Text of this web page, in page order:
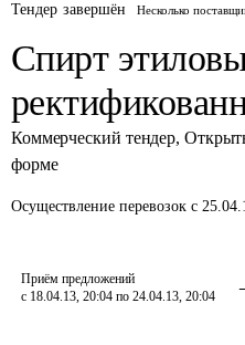
Тендер завершён Несколько
Спирт
Коммерческий тендер,
форме
Осуществление перевозок с
Приём предложений
с 18.04.13, 20:04 по 24.04.13, 20:04